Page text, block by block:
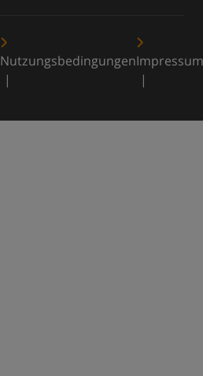
NutzungsbedingungenImpressum